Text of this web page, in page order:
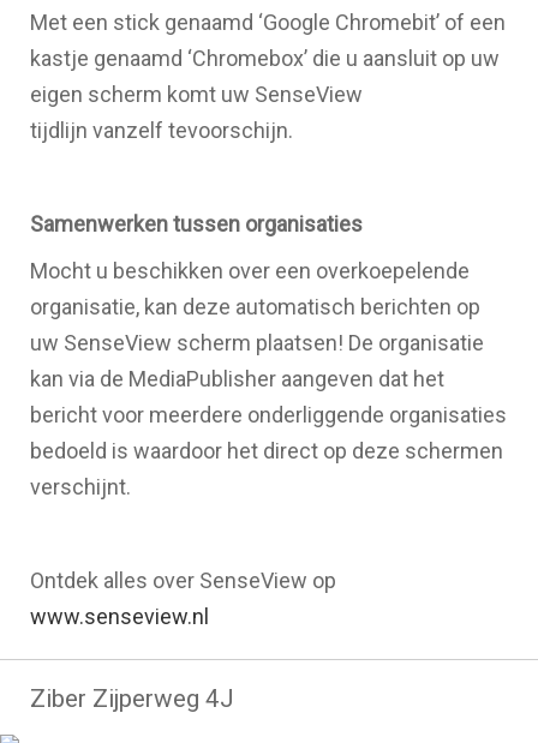
Met een stick genaamd ‘Google Chromebit’ of een
kastje genaamd ‘Chromebox’ die u aansluit op uw
eigen scherm komt uw SenseView
tijdlijn vanzelf tevoorschijn.
Samenwerken tussen organisaties
Mocht u beschikken over een overkoepelende
organisatie, kan deze automatisch berichten op
uw SenseView scherm plaatsen! De organisatie
kan via de MediaPublisher aangeven dat het
bericht voor meerdere onderliggende organisaties
bedoeld is waardoor het direct op deze schermen
verschijnt.
Ontdek alles over SenseView op
www.senseview.nl
Ziber Zijperweg 4J